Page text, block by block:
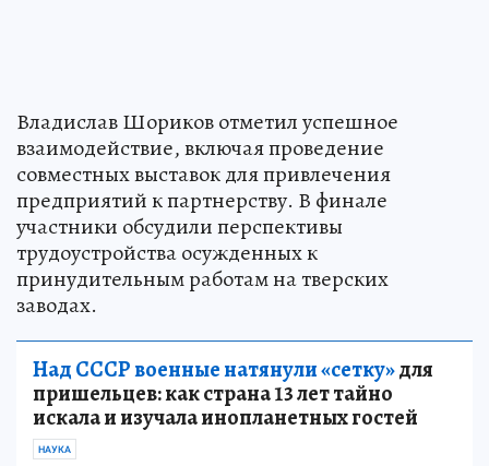
Владислав Шориков отметил успешное
взаимодействие, включая проведение
совместных выставок для привлечения
предприятий к партнерству. В финале
участники обсудили перспективы
трудоустройства осужденных к
принудительным работам на тверских
заводах.
Над СССР военные натянули «сетку»для
пришельцев: как страна 13 лет тайно
искала и изучала инопланетных гостей
НАУКА